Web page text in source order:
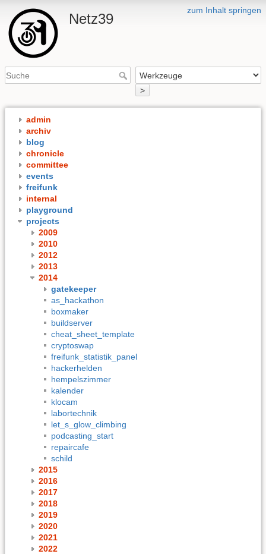
zum Inhalt springen
Netz39
>
admin
archiv
blog
chronicle
committee
events
freifunk
internal
playground
projects
2009
2010
2012
2013
2014
gatekeeper
as_hackathon
boxmaker
buildserver
cheat_sheet_template
cryptoswap
freifunk_statistik_panel
hackerhelden
hempelszimmer
kalender
klocam
labortechnik
let_s_glow_climbing
podcasting_start
repaircafe
schild
2015
2016
2017
2018
2019
2020
2021
2022